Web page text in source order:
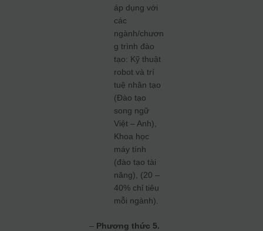
áp dụng với
các
ngành/chươn
g trình đào
tạo: Kỹ thuật
robot và trí
tuệ nhân tạo
(Đào tạo
song ngữ
Việt – Anh),
Khoa học
máy tính
(đào tạo tài
năng), (20 –
40% chỉ tiêu
mỗi ngành).
– Phương thức 5.